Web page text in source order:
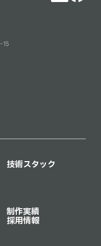
15
技術スタック
制作実績
採用情報